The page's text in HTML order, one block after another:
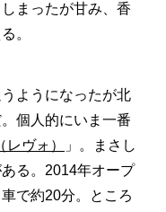
まったが甘み、香
。
ようになったが北
個人的にいま一番
レヴォ）
」。まさし
る。2014年オープ
で約20分。ところ